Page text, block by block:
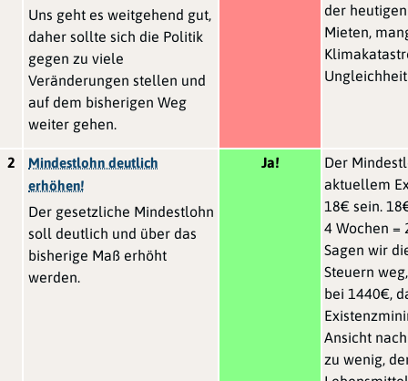
Uns geht es weitgehend gut,
daher sollte sich die Politik
gegen zu viele
Veränderungen stellen und
auf dem bisherigen Weg
weiter gehen.
der
Mieten,
2
Mindestlohn deutlich
erhöhen!
Der gesetzliche Mindestlohn
soll deutlich und über das
bisherige Maß erhöht
werden.
Ja!
Der
aktuellem
18€ sein.
4 Wochen =
Sagen wir
Steuern
bei 1440€,
Ansicht
zu wenig,